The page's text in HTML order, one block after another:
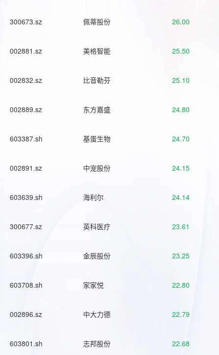
300673.sz 佩蒂股份 26.00
002881.sz 美格智能 25.50
002832.sz 比音勒芬 25.10
002889.sz 东方嘉盛 24.80
603387.sh 基蛋生物 24.70
002891.sz 中宠股份 24.15
603639.sh 海利尔 24.14
300677.sz 英科医疗 23.61
603396.sh 金辰股份 23.25
603708.sh 家家悦 22.80
002896.sz 中大力德 22.79
603801.sh 志邦股份 22.68